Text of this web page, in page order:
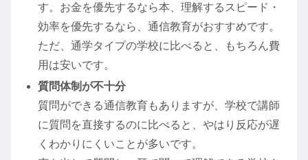
す。お金を優先するなら本、理解するスピード・
効率を優先するなら、通信教育がおすすめです。
ただ、通学タイプの学校に比べると、もちろん費
用は安いです。
質問体制が不十分
質問ができる通信教育もありますが、学校で講師
に質問を直接するのに比べると、やはり反応が遅
くわかりにくいことが多いです。